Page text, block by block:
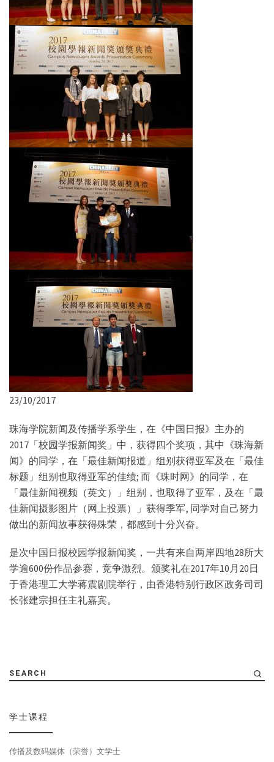
23/10/2017
珠海学院新闻及传播学系学生，在《中国日报》主办的
2017「校园学报新闻奖」中，获得四个奖项，其中《珠海新
闻》的同学，在「最佳新闻报道」组别获得亚军及在「最佳
标题」组别也取得亚军的佳绩; 而《珠时网》的同学，在
「最佳新闻视频（英文）」组别，也取得了亚军，及在「最
佳新闻摄影图片（网上投票）」获得季军, 同学对自己努力
做出的新闻故事获得殊荣，都感到十分兴奋。
是次中国日报校园学报新闻奖，一共有来自两岸四地28所大
学逾600份作品参赛，竞争激烈。颁奖礼在2017年10月20日
于香港理工大学蒋震剧院举行，由香港特别行政区政务司司
长张建宗担任主礼嘉宾。
SEARCH
学士课程
传播及数码媒体（荣誉）文学士